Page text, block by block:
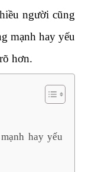
người cũng
mạnh hay yếu
hơn.
hay yếu